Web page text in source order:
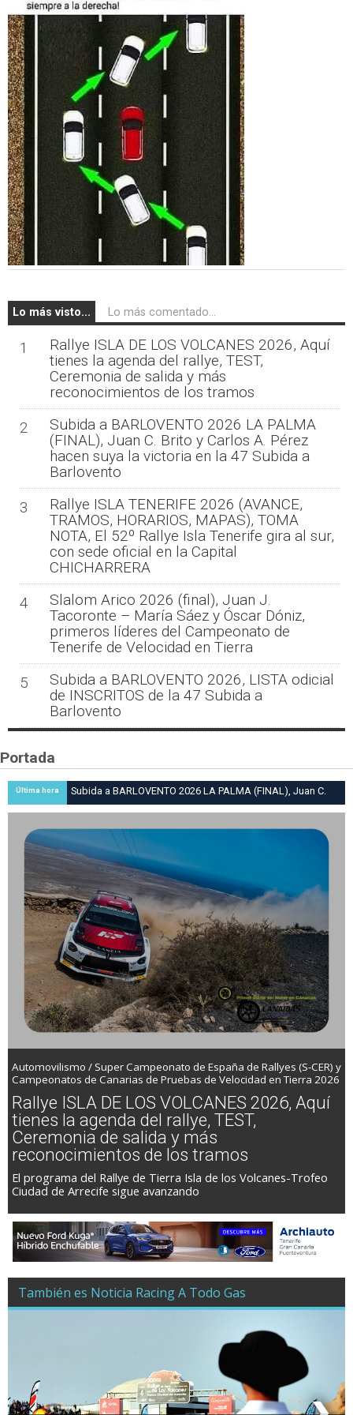
Lo más visto... Lo más comentado...
1
Rallye ISLA DE LOS VOLCANES 2026, Aquí
tienes la agenda del rallye, TEST,
Ceremonia de salida y más
reconocimientos de los tramos
2
Subida a BARLOVENTO 2026 LA PALMA
(FINAL), Juan C. Brito y Carlos A. Pérez
hacen suya la victoria en la 47 Subida a
Barlovento
3
Rallye ISLA TENERIFE 2026 (AVANCE,
TRAMOS, HORARIOS, MAPAS), TOMA
NOTA, El 52º Rallye Isla Tenerife gira al sur,
con sede oficial en la Capital
CHICHARRERA
4
Slalom Arico 2026 (final), Juan J.
Tacoronte – María Sáez y Óscar Dóniz,
primeros líderes del Campeonato de
Tenerife de Velocidad en Tierra
5
Subida a BARLOVENTO 2026, LISTA odicial
de INSCRITOS de la 47 Subida a
Barlovento
Portada
Última hora
Subida a BARLOVENTO 2026 LA PALMA (FINAL), Juan C.
Brito y Carlos A. Pérez hacen suya la victoria en la 47 Subida
a Barlovento
Automovilismo / Super Campeonato de España de Rallyes (S-CER) y
Campeonatos de Canarias de Pruebas de Velocidad en Tierra 2026
Rallye ISLA DE LOS VOLCANES 2026, Aquí
tienes la agenda del rallye, TEST,
Ceremonia de salida y más
reconocimientos de los tramos
El programa del Rallye de Tierra Isla de los Volcanes-Trofeo
Ciudad de Arrecife sigue avanzando
También es Noticia Racing A Todo Gas